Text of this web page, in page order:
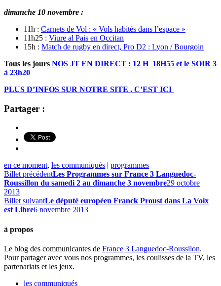
dimanche 10 novembre :
11h : Carnets de Vol : « Vols habités dans l’espace »
11h25 : Viure al Pais en Occitan
15h : Match de rugby en direct, Pro D2 : Lyon / Bourgoin
Tous les jours NOS JT EN DIRECT : 12 H 18H55 et le SOIR 3
à 23h20
PLUS D’INFOS SUR NOTRE SITE , C’EST ICI
Partager :
en ce moment, les communiqués | programmes
Billet précédentLes Programmes sur France 3 Languedoc-
Roussillon du samedi 2 au dimanche 3 novembre29 octobre
2013
Billet suivantLe député européen Franck Proust dans La Voix
est Libre6 novembre 2013
à propos
Le blog des communicantes de France 3 Languedoc-Roussilon.
Pour partager avec vous nos programmes, les coulisses de la TV, les
partenariats et les jeux.
les communiqués